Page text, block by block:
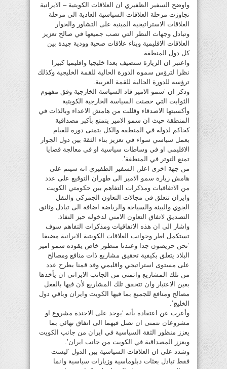
واوضح السفير الظفيري ان العلاقات الكويتية – الايرانية
تجاوزت مرحلة العلاقات السياسية العادية الى مرحلة
العلاقات الاستراتيجية المبنية على التشاور والحوار
وتبادل وجهات النظر التي تصب جميعها في صالح تعزيز
العلاقات الاقليمية وبناء علاقات صحية وودية جيدة بين
كل دول المنطقة.
واعتبر ان الزيارة ستضيف بعدا خليجيا واقليميا كبيرا
نظرا لترؤس سموه الدورة الحالية للقمة الخليجية وكذلك
ترؤسه للدورة الحالية للقمة العربية.
وذكر ان ‘سمو الامير قاد السياسة الخارجية وفق مفهوم
الثوابت التي حصنت السياسة الخارجية الكويتية
وأكسبتها الاصدقاء وقللت من هامش الاعداء وبالذات في
المنطقة حيث ان سمو الامير يتمتع بأكبر مصداقية
كحاكم لدولة في المنطقة والكل يتمنى دوره للقيام
بعمل سياسي سواء في تعزيز بناء الثقة بين دول الجوار
الاقليمي او في وساطات سياسية او في معالجة قضايا
تمنع التوتر في المنطقة’.
من جهة اخرى اعلن السفير الظفيري انه سيتم على
هامش زيارة سمو الامير الى طهران التوقيع على عدد
من الاتفاقيات ومذكرات التفاهم بين حكومتي الكويت
وايران تتعلق في مجالات التعاون الجمركي والنقل
الجوي والبيئة والسياحة والرياضة اضافة الى تبادل وثائق
التصديق لاتفاق التعاون الامني لدخوله حيز النفاذ.
واشار الى ان هذه الاتفاقيات ومذكرات التفاهم سوف
تستكمل اطر وجوانب العلاقات الكويتية الايرانية مضيفا
‘نحن حريصون جدا وعندنا منظور خاص يقوده سمو امير
البلاد يتعلق بكيفية تحقيق مشاريع ذات منافع ومصالح
على مستوى استراتيجي واقليمي وقد قمنا بطرح عدد
من تلك المشاريع واتمنى من الجانب الايراني ان يأخذها
بعين الاعتبار وان تتحقق تلك المشاريع لأن فيها بالفعل
مصالح ومنافع للجميع بما فيها الكويت وايران وباقي دول
الخليج’.
وأعرب عن اعتقاده بأنه ‘يوجد على الاجندة مشروع او
مشروعان نتمنى ان نصل فيهما الى اتفاق نهائي بما
يعزز منظور الثقة السياسية في ايران من جانب الكويت
ويعزز المصداقية في الكويت من جانب ايران’.
وشدد على ان العلاقات السياسية بين الدول ‘ليست
فقط تبادل بعثات دبلوماسية وزيارات سياسية وانما